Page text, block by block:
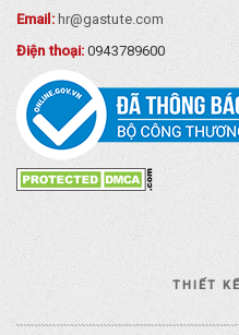
Email: hr@gastute.com
Điện thoại:0943789600
THIẾT